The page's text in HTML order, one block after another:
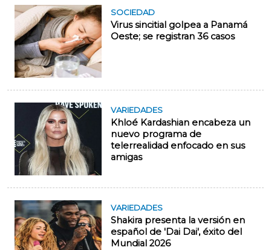
SOCIEDAD
Virus sincitial golpea a Panamá
Oeste; se registran 36 casos
VARIEDADES
Khloé Kardashian encabeza un
nuevo programa de
telerrealidad enfocado en sus
amigas
VARIEDADES
Shakira presenta la versión en
español de 'Dai Dai', éxito del
Mundial 2026